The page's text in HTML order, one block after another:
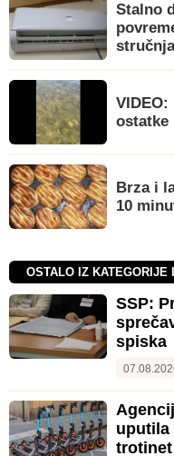
Stalno
ostatke
Brza i
10
OSTALO IZ KATEGORIJE
SSP:
spiska
uputila